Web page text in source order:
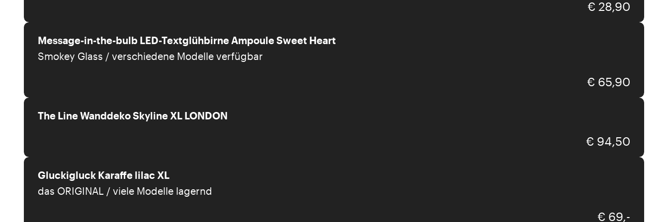
€ 28,90
Message-in-the-bulb
Message-in-the-bulb LED-Textglühbirne Ampoule Sweet Heart
Smokey Glass / verschiedene Modelle verfügbar
€ 65,90
The Line
The Line Wanddeko Skyline XL LONDON
€ 94,50
Gluckigluck
Gluckigluck Karaffe lilac XL
das ORIGINAL / viele Modelle lagernd
€ 69,-